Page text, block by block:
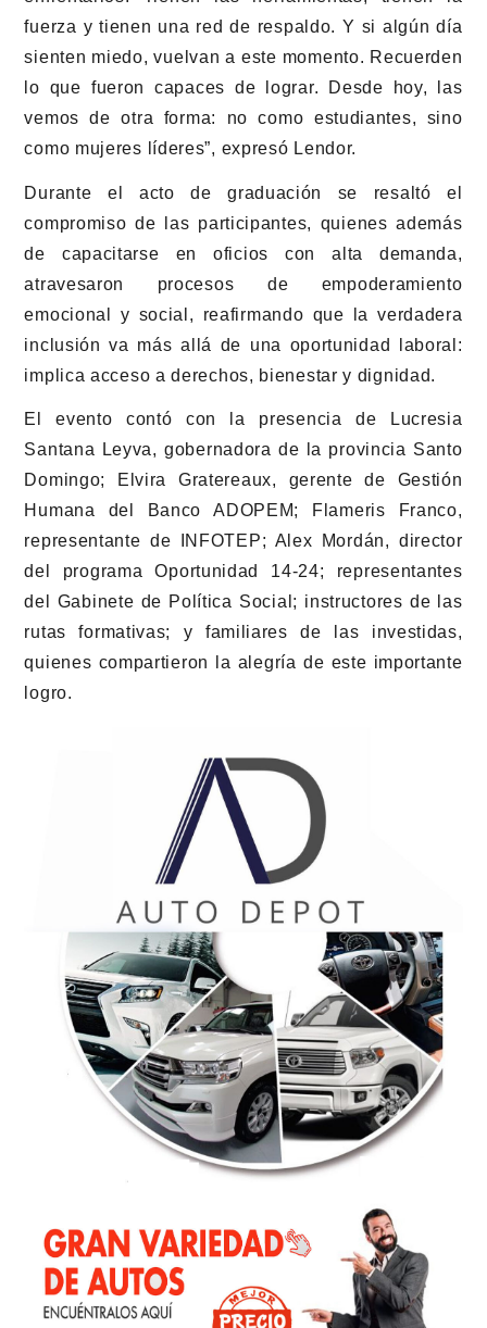
fuerza y tienen una red de respaldo. Y si algún día
sienten miedo, vuelvan a este momento. Recuerden
lo que fueron capaces de lograr. Desde hoy, las
vemos de otra forma: no como estudiantes, sino
como mujeres líderes”, expresó Lendor.
Durante el acto de graduación se resaltó el
compromiso de las participantes, quienes además
de capacitarse en oficios con alta demanda,
atravesaron procesos de empoderamiento
emocional y social, reafirmando que la verdadera
inclusión va más allá de una oportunidad laboral:
implica acceso a derechos, bienestar y dignidad.
El evento contó con la presencia de Lucresia
Santana Leyva, gobernadora de la provincia Santo
Domingo; Elvira Gratereaux, gerente de Gestión
Humana del Banco ADOPEM; Flameris Franco,
representante de INFOTEP; Alex Mordán, director
del programa Oportunidad 14-24; representantes
del Gabinete de Política Social; instructores de las
rutas formativas; y familiares de las investidas,
quienes compartieron la alegría de este importante
logro.